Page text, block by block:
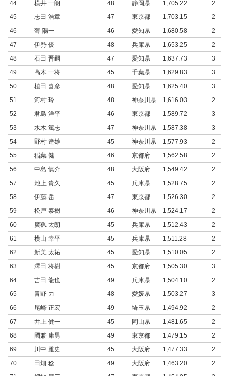
44
横井 一朗 48 静岡県 1,705.22
2
45
志田 浩章 47 東京都 1,703.15
2
46
薄 陽一 46 愛知県 1,680.58
2
47
伊勢 優 48 兵庫県 1,653.25
2
48
石田 晋嗣 47 愛知県 1,637.73
3
49
高木 一将 45 千葉県 1,629.83
3
50
植田 喜彦 48 愛知県 1,625.40
3
51
河村 玲 48 神奈川県 1,616.03
2
52
君島 洋平 46 東京都 1,589.72
3
53
水木 篤志 47 神奈川県 1,587.38
3
54
野村 達雄 45 神奈川県 1,577.93
2
55
稲葉 健 46 京都府 1,562.58
2
56
中島 慎介 48 大阪府 1,549.42
2
57
池上 貴久 45 兵庫県 1,528.75
2
58
伊藤 岳 47 東京都 1,526.30
2
59
松戸 泰樹 46 神奈川県 1,524.17
2
60
廣猟 太朗 45 兵庫県 1,512.43
2
61
横山 幸平 45 兵庫県 1,511.28
2
62
新美 太祐 45 愛知県 1,510.05
2
63
澤田 将樹 45 京都府 1,505.30
3
64
吉田 龍也 49 兵庫県 1,504.10
2
65
青野 力 48 愛媛県 1,503.27
3
66
尾崎 正宏 49 埼玉県 1,494.92
2
67
井上 健一 45 岡山県 1,481.65
2
68
國兼 康男 49 東京都 1,479.15
2
69
川中 雅史 45 大阪府 1,477.33
2
70
田畑 稔 49 大阪府 1,463.20
2